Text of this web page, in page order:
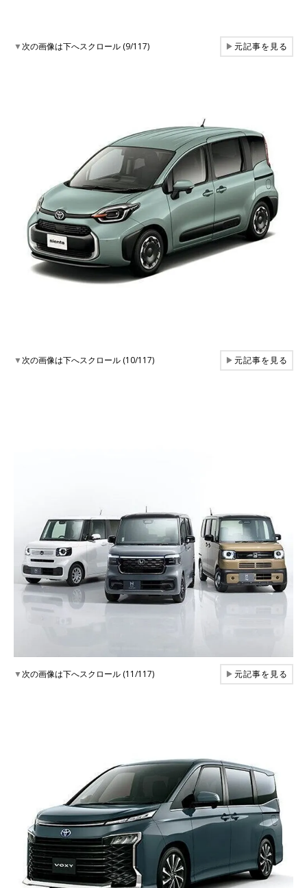
▼次の画像は下へスクロール (9/117) ▶元記事を見る
▼次の画像は下へスクロール (10/117) ▶元記事を見る
▼次の画像は下へスクロール (11/117) ▶元記事を見る